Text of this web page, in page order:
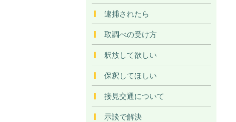
逮捕されたら
取調べの受け方
釈放して欲しい
保釈してほしい
接見交通について
示談で解決